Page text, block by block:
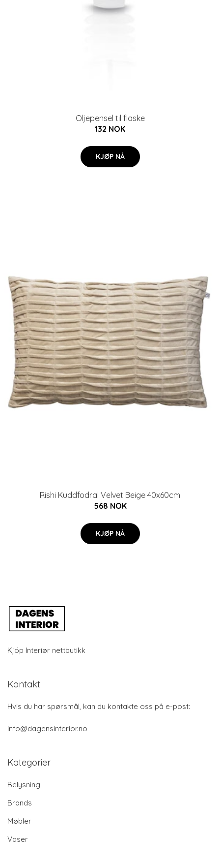
Oljepensel til flaske
132 NOK
KJØP NÅ
Rishi Kuddfodral Velvet Beige 40x60cm
568 NOK
KJØP NÅ
Kjöp Interiør nettbutikk
Kontakt
Hvis du har spørsmål, kan du kontakte oss på e-post:
info@dagensinterior.no
Kategorier
Belysning
Brands
Møbler
Vaser